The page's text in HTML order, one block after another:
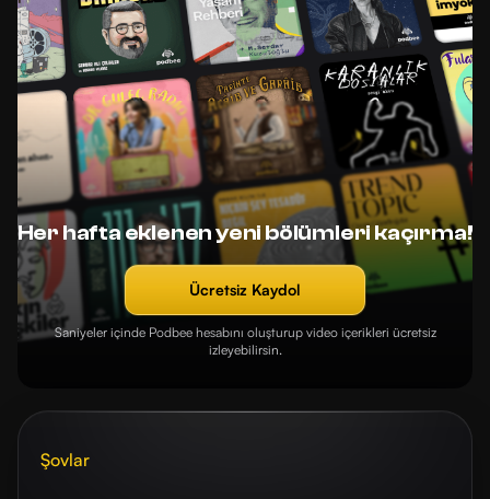
Her hafta eklenen yeni bölümleri kaçırma!
Ücretsiz Kaydol
Saniyeler içinde Podbee hesabını oluşturup video içerikleri ücretsiz
izleyebilirsin.
Şovlar